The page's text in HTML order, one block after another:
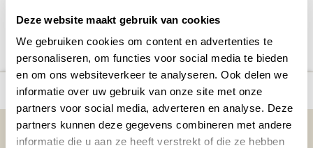
Deze website maakt gebruik van cookies
We gebruiken cookies om content en advertenties te
personaliseren, om functies voor social media te bieden
en om ons websiteverkeer te analyseren. Ook delen we
informatie over uw gebruik van onze site met onze
partners voor social media, adverteren en analyse. Deze
partners kunnen deze gegevens combineren met andere
informatie die u aan ze heeft verstrekt of die ze hebben
Deel deze pagina! DELEN OP FACEBOOK
DELEN OP XDELEN VIA DE MAIL
Bekijk alle reizen naar Serras de Aire e
Candeeiros
Bekijk
Vakantietips & Inspiratie?